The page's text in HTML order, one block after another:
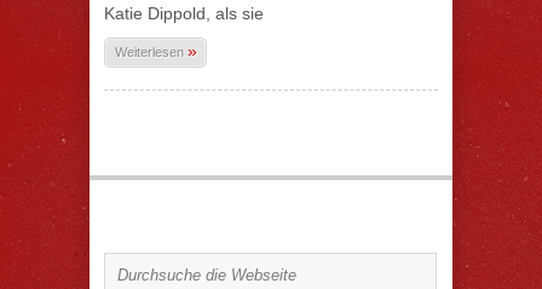
Katie Dippold, als sie
Weiterlesen »